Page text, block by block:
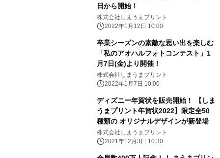
日から開始！
株式会社しまうまプリント
2022年1月12日 10:00
卒業シーズンの素敵な思い出を楽しむ
「私のアオハルフォトコンテスト」1
月7日(金)より開催！
株式会社しまうまプリント
2022年1月7日 10:00
ディズニー年賀状を販売開始！ 【しま
うまプリント年賀状2022】限定全50
種類の オリジナルデザインが新登場
株式会社しまうまプリント
2021年12月3日 10:30